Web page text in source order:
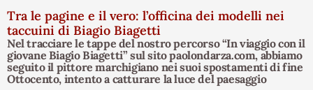
Tra le pagine e il vero: l’officina dei modelli nei
taccuini di Biagio Biagetti
Nel tracciare le tappe del nostro percorso “In viaggio con il
giovane Biagio Biagetti” sul sito paolondarza.com, abbiamo
seguito il pittore marchigiano nei suoi spostamenti di fine
Ottocento, intento a catturare la luce del paesaggio